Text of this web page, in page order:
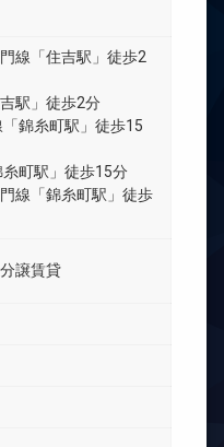
線「住吉駅」徒歩2
駅」徒歩2分
錦糸町駅」徒歩15
町駅」徒歩15分
線「錦糸町駅」徒歩
譲賃貸